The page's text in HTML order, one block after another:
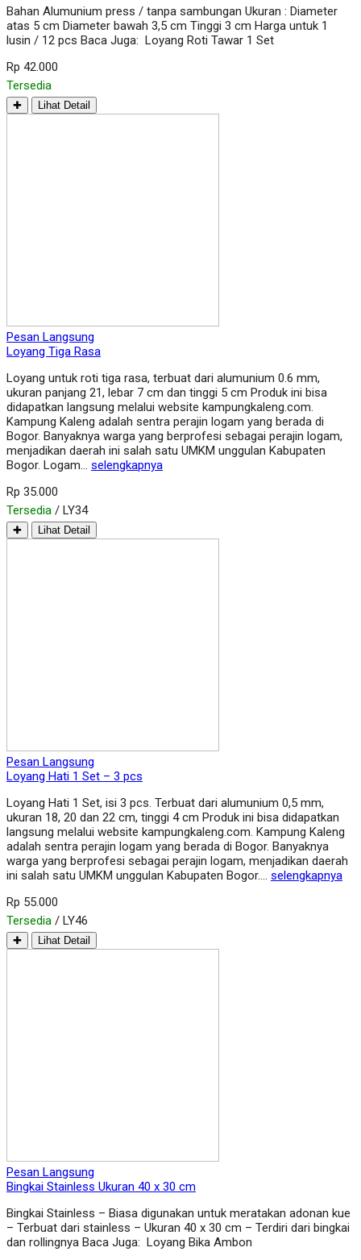
Bahan Alumunium press / tanpa sambungan Ukuran : Diameter
atas 5 cm Diameter bawah 3,5 cm Tinggi 3 cm Harga untuk 1
lusin / 12 pcs Baca Juga: Loyang Roti Tawar 1 Set
Rp 42.000
Tersedia
✚ Lihat Detail
Pesan Langsung
Loyang Tiga Rasa
Loyang untuk roti tiga rasa, terbuat dari alumunium 0.6 mm,
ukuran panjang 21, lebar 7 cm dan tinggi 5 cm Produk ini bisa
didapatkan langsung melalui website kampungkaleng.com.
Kampung Kaleng adalah sentra perajin logam yang berada di
Bogor. Banyaknya warga yang berprofesi sebagai perajin logam,
menjadikan daerah ini salah satu UMKM unggulan Kabupaten
Bogor. Logam… selengkapnya
Rp 35.000
Tersedia / LY34
✚ Lihat Detail
Pesan Langsung
Loyang Hati 1 Set – 3 pcs
Loyang Hati 1 Set, isi 3 pcs. Terbuat dari alumunium 0,5 mm,
ukuran 18, 20 dan 22 cm, tinggi 4 cm Produk ini bisa didapatkan
langsung melalui website kampungkaleng.com. Kampung Kaleng
adalah sentra perajin logam yang berada di Bogor. Banyaknya
warga yang berprofesi sebagai perajin logam, menjadikan daerah
ini salah satu UMKM unggulan Kabupaten Bogor…. selengkapnya
Rp 55.000
Tersedia / LY46
✚ Lihat Detail
Pesan Langsung
Bingkai Stainless Ukuran 40 x 30 cm
Bingkai Stainless – Biasa digunakan untuk meratakan adonan kue
– Terbuat dari stainless – Ukuran 40 x 30 cm – Terdiri dari bingkai
dan rollingnya Baca Juga: Loyang Bika Ambon